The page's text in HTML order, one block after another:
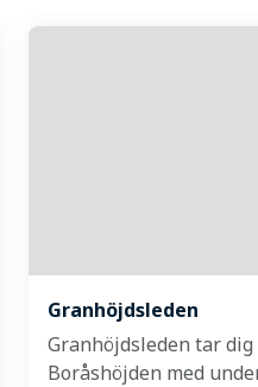
Granhöjdsleden
Granhöjdsleden tar
Boråshöjden med